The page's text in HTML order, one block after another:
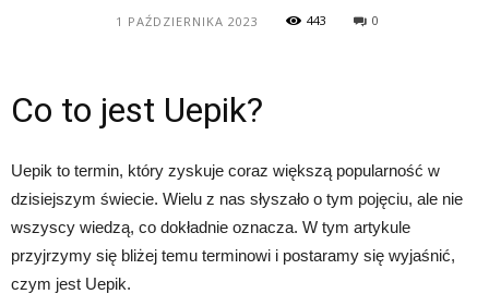
1 PAŹDZIERNIKA 2023 443 0
Co to jest Uepik?
Uepik to termin, który zyskuje coraz większą popularność w
dzisiejszym świecie. Wielu z nas słyszało o tym pojęciu, ale nie
wszyscy wiedzą, co dokładnie oznacza. W tym artykule
przyjrzymy się bliżej temu terminowi i postaramy się wyjaśnić,
czym jest Uepik.